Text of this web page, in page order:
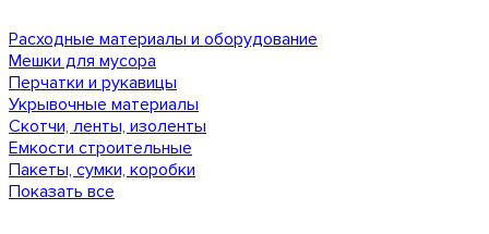
Расходные материалы и оборудование
Мешки для мусора
Перчатки и рукавицы
Укрывочные материалы
Скотчи, ленты, изоленты
Емкости строительные
Пакеты, сумки, коробки
Показать все